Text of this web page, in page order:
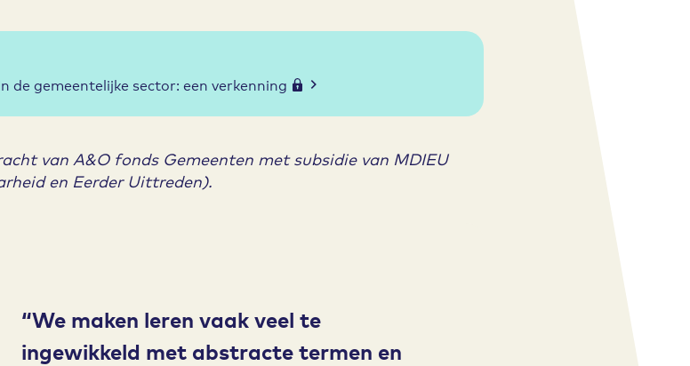
de gemeentelijke sector: een verkenning
van A&O fonds Gemeenten met subsidie van MDIEU
en Eerder Uittreden).
We maken leren vaak veel te
ingewikkeld met abstracte termen en